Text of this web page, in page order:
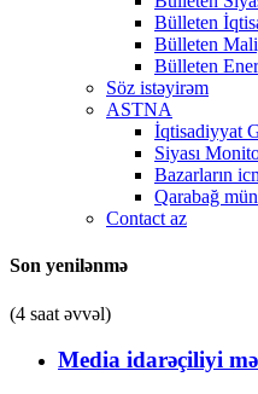
Bülleten
Bülleten
Bülleten
Söz istəyirəm
ASTNA
İqtisadiyyat
Siyası
Bazarların
Qarabağ
Contact az
Son yenilənmə
(4 saat əvvəl)
Media idarəçiliyi